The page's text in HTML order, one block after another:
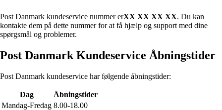
Post Danmark kundeservice nummer erXX XX XX XX. Du kan
kontakte dem på dette nummer for at få hjælp og support med dine
spørgsmål og problemer.
Post Danmark Kundeservice Åbningstider
Post Danmark kundeservice har følgende åbningstider:
Dag
Åbningstider
Mandag-Fredag 8.00-18.00